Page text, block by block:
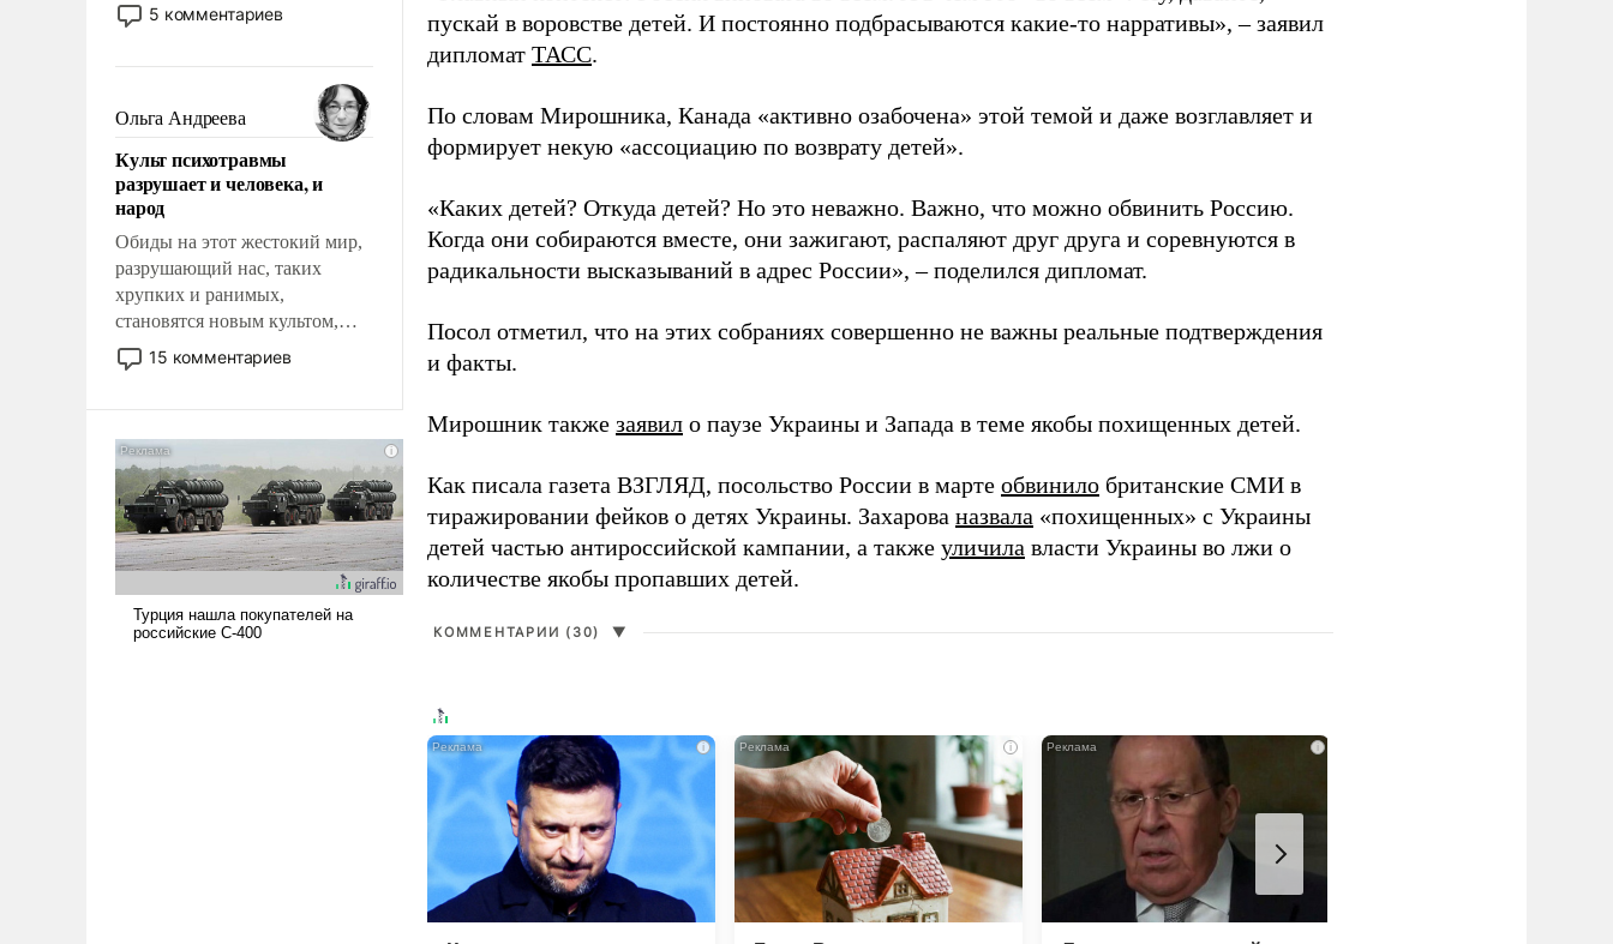
стало обыденностью. Задача по
сложна и амбициозна. Однако
и ее реализация радикально
поднимет наши боевые
возможности.
5 комментариев
Ольга Андреева
Культ психотравмы
разрушает и человека, и
народ
Обиды на этот жестокий мир,
разрушающий нас, таких
хрупких и ранимых,
становятся новым культом,
постепенно вытесняя и
отменяя традиционное
ударами судьбы, брать на себя
ответственность, помогать
слабым, идти вперед и
адаптироваться.
15 комментариев
пускай в воровстве детей. И постоянно подбрасываются какие-то нарративы», – заявил
дипломат ТАСС.
По словам Мирошника, Канада «активно озабочена» этой темой и даже возглавляет и
формирует некую «ассоциацию по возврату детей».
«Каких детей? Откуда детей? Но это неважно. Важно, что можно обвинить Россию.
Когда они собираются вместе, они зажигают, распаляют друг друга и соревнуются в
радикальности высказываний в адрес России», – поделился дипломат.
Посол отметил, что на этих собраниях совершенно не важны реальные подтверждения
и факты.
Мирошник также заявил о паузе Украины и Запада в теме якобы похищенных детей.
Как писала газета ВЗГЛЯД, посольство России в марте обвинило британские СМИ в
тиражировании фейков о детях Украины. Захарова назвала «похищенных» с Украины
детей частью антироссийской кампании, а также уличила власти Украины во лжи о
количестве якобы пропавших детей.
КОММЕНТАРИИ (30) ▼
i i i